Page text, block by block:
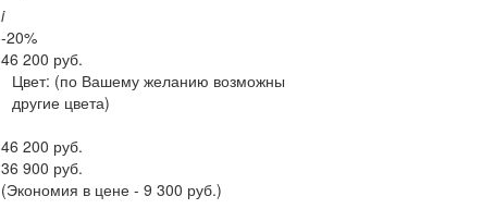
i
-20%
46 200 руб.
Цвет: (по Вашему желанию возможны
другие цвета)
46 200 руб.
36 900 руб.
(Экономия в цене - 9 300 руб.)